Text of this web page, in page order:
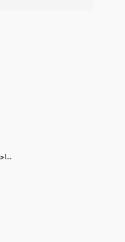
احترف رسم ملامس الخامات بالمار...